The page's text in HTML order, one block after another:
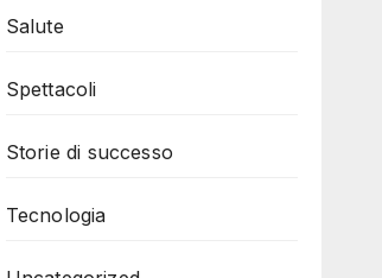
Salute
Spettacoli
Storie di successo
Tecnologia